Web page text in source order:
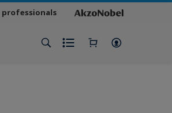
professionals